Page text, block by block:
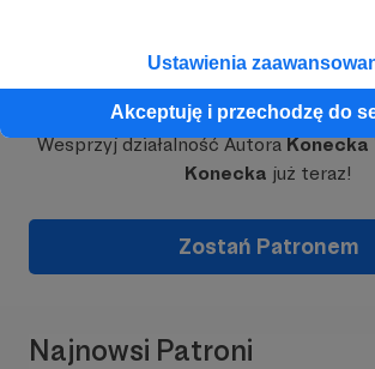
Ustawienia
Akceptuję i przechodzę do
Dołącz do grona
Wesprzyj działalność AutoraKonecka
Konecka już teraz!
Zostań Patronem
Najnowsi Patroni